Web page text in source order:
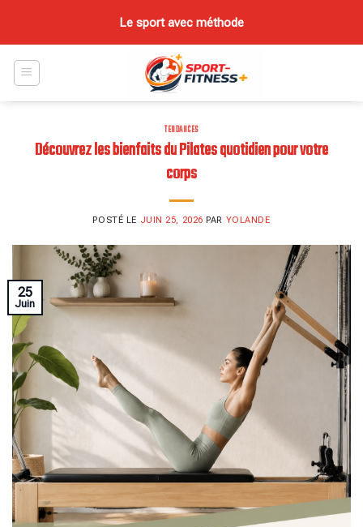
content
Le sport avec méthode
TENDANCES
Découvrez les bienfaits du Pilates quotidien pour votre
corps
POSTÉ LE JUIN 25, 2026 PAR YOLANDE
25
Juin